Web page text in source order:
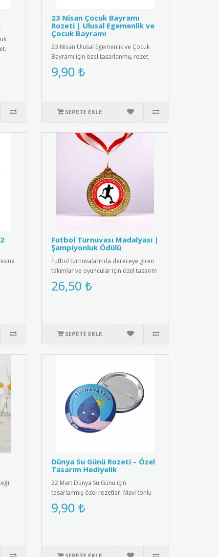
23 Nisan Çocuk Bayramı
Rozeti | Ulusal Egemenlik ve
Çocuk Bayramı
23 Nisan Ulusal Egemenlik ve Çocuk
Bayramı için özel tasarlanmış rozet.
Çocuklar için şık ve anlamlı..
9,90 ₺
SEPETE EKLE
Futbol Turnuvası Madalyası |
Şampiyonluk Ödülü
Futbol turnuvalarında dereceye giren
takımlar ve oyuncular için özel tasarım
madalya. Spor başarısın..
26,50 ₺
SEPETE EKLE
Dünya Su Günü Rozeti – Özel
Tasarım Hediyelik
22 Mart Dünya Su Günü için
tasarlanmış özel rozetler. Mavi tonlu
su damlası ve dünya ikonu ile çevre..
9,90 ₺